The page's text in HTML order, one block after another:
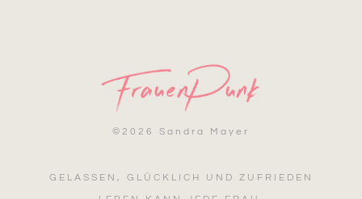
© 2026 Sandra Mayer
GELASSEN, GLÜCKLICH UND ZUFRIEDEN